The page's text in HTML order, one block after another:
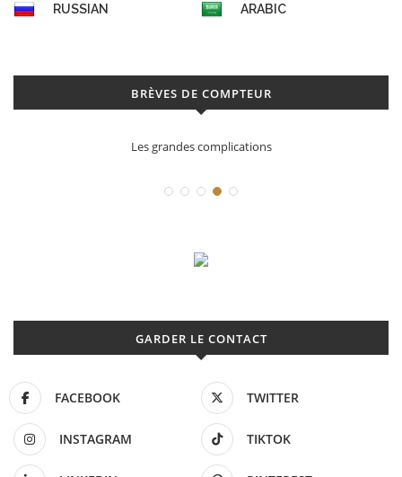
RUSSIAN
ARABIC
BRÈVES DE COMPTEUR
Les grandes complications
GARDER LE CONTACT
FACEBOOK TWITTER
INSTAGRAM TIKTOK